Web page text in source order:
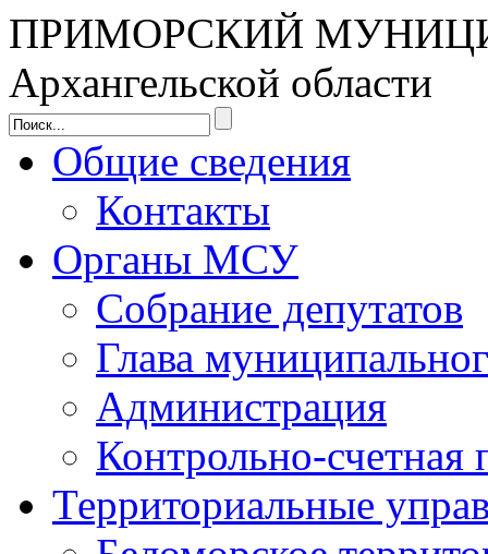
ПРИМОРСКИЙ
Архангельской области
Общие сведения
Контакты
Органы МСУ
Собрание депутатов
Глава
Администрация
Контрольно-счетная
Территориальные